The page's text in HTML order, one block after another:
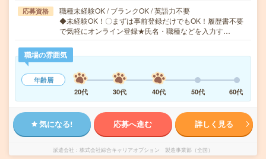
応募資格
職種未経験OK / ブランクOK / 英語力不要
◆未経験OK！〇まずは事前登録だけでもOK！履歴書不要
で気軽にオンライン登録★氏名・職種などを入力す…
職場の雰囲気
年齢層
20代
30代 40代 50代 60代
気になる! 応募へ進む 詳しく見る
派遣会社 株式会社綜合キャリアオプション 製造事業部（全国）